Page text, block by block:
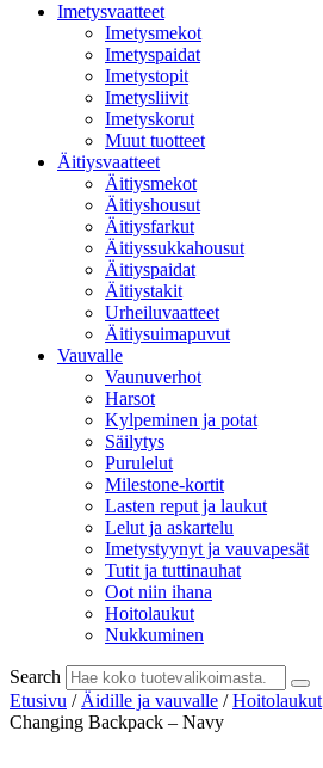
Imetysvaatteet
Imetysmekot
Imetyspaidat
Imetystopit
Imetysliivit
Imetyskorut
Muut tuotteet
Äitiysvaatteet
Äitiysmekot
Äitiyshousut
Äitiysfarkut
Äitiyssukkahousut
Äitiyspaidat
Äitiystakit
Urheiluvaatteet
Äitiysuimapuvut
Vauvalle
Vaunuverhot
Harsot
Kylpeminen ja potat
Säilytys
Purulelut
Milestone-kortit
Lasten reput ja laukut
Lelut ja askartelu
Imetystyynyt ja vauvapesät
Tutit ja tuttinauhat
Oot niin ihana
Hoitolaukut
Nukkuminen
Search
Etusivu / Äidille ja vauvalle /Hoitolaukut
Changing Backpack – Navy